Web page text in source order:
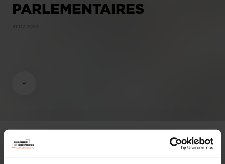
PARLEMENTAIRES